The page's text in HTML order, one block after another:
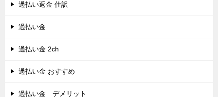
過払い返金 仕訳
過払い金
過払い金 2ch
過払い金 おすすめ
過払い金 デメリット